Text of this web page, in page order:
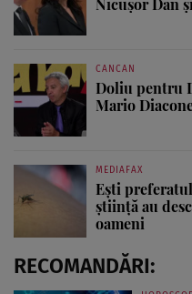
CANCAN
Doliu pentru
Mario
MEDIAFAX
Ești
știință au
oameni
RECOMANDĂRI: